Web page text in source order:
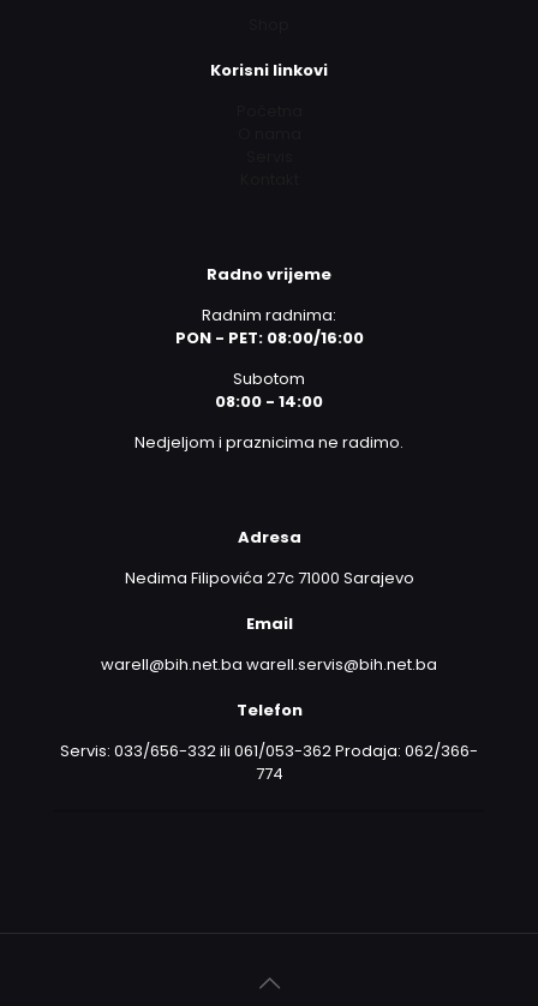
Korisni linkovi
Radno vrijeme
Radnim radnima:
PON - PET: 08:00/16:00
Subotom
08:00 - 14:00
Nedjeljom i praznicima ne radimo.
Adresa
Nedima Filipovića 27c 71000 Sarajevo
Email
warell@bih.net.ba warell.servis@bih.net.ba
Telefon
Servis: 033/656-332 ili 061/053-362 Prodaja: 062/366-
774